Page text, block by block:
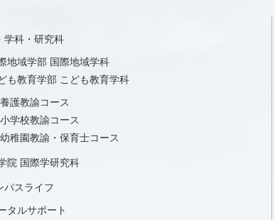
学科・研究科
地域学部 国際地域学科
も教育学部 こども教育学科
養護教諭コース
小学校教諭コース
幼稚園教諭・保育士コース
院 国際学研究科
パスライフ
タルサポート